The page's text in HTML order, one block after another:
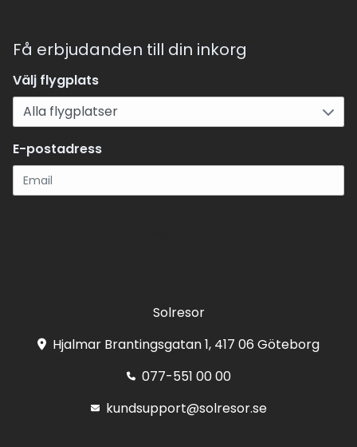
Få erbjudanden till din inkorg
Välj flygplats
E-postadress
Solresor
Hjalmar Brantingsgatan 1, 417 06 Göteborg
077-551 00 00
kundsupport@solresor.se